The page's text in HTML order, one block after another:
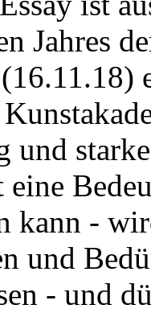
Jahres
und
kann -
und
- und